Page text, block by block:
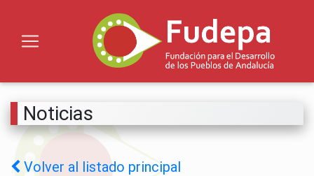
Noticias
Volver al listado principal